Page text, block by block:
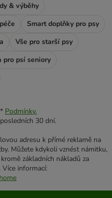
& výběhy
Smart doplňky pro psy
Vše pro starší psy
pro psí seniory
Podmínky.
30 dní.
adresu k přímé reklamě na
Můžete kdykoli vznést námitku,
základních nákladů za
informací: